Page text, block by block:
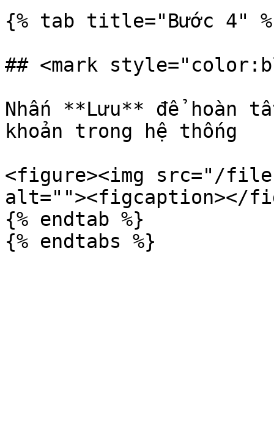
{% tab title="Bước 4"
## <mark
Nhấn **Lưu** để hoàn
khoản trong hệ thống
<figure><img src="/files/
alt=""><figcaption></
{% endtab %}